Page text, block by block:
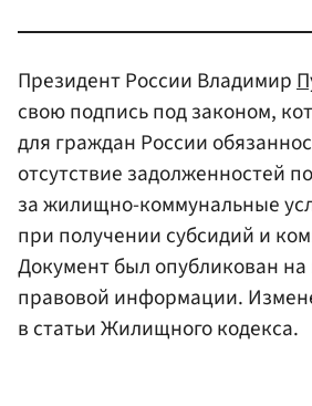
Президент России Владимир
свою подпись под законом,
для граждан России
отсутствие задолженностей
за жилищно-коммунальные
при получении субсидий и
Документ был опубликован на
правовой информации.
в статьи Жилищного кодекса.